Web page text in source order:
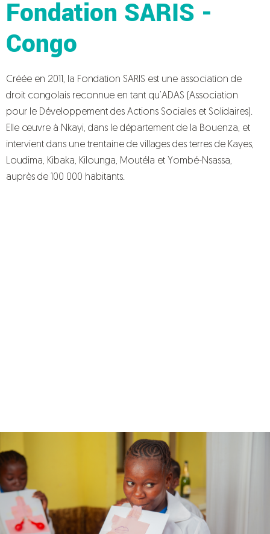
Fondation SARIS -
Congo
Créée en 2011, la Fondation SARIS est une association de
droit congolais reconnue en tant qu’ADAS (Association
pour le Développement des Actions Sociales et Solidaires).
Elle œuvre à Nkayi, dans le département de la Bouenza, et
intervient dans une trentaine de villages des terres de Kayes,
Loudima, Kibaka, Kilounga, Moutéla et Yombé-Nsassa,
auprès de 100 000 habitants.